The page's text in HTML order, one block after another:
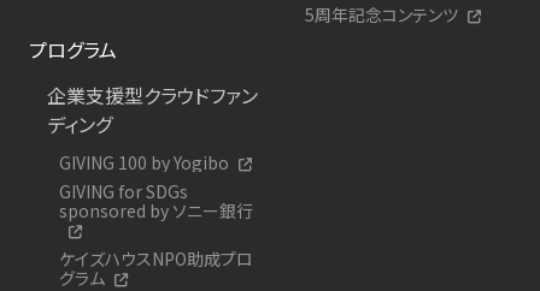
5周年記念コンテンツ
プログラム
企業支援型クラウドファン
ディング
GIVING 100 by Yogibo
GIVING for SDGs
sponsored by ソニー銀行
ケイズハウスNPO助成プロ
グラム